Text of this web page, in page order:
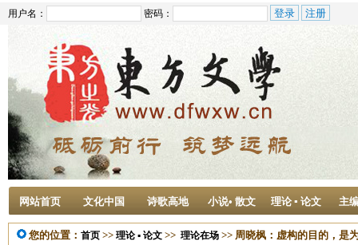
用户名： 密码：
网站首页 文化中国 诗歌高地 小说• 散文 理论 ▪ 论文 主
您的位置： 首页 >> 理论 ▪ 论文 >> 理论在场 >> 周晓枫：虚构的目的，是